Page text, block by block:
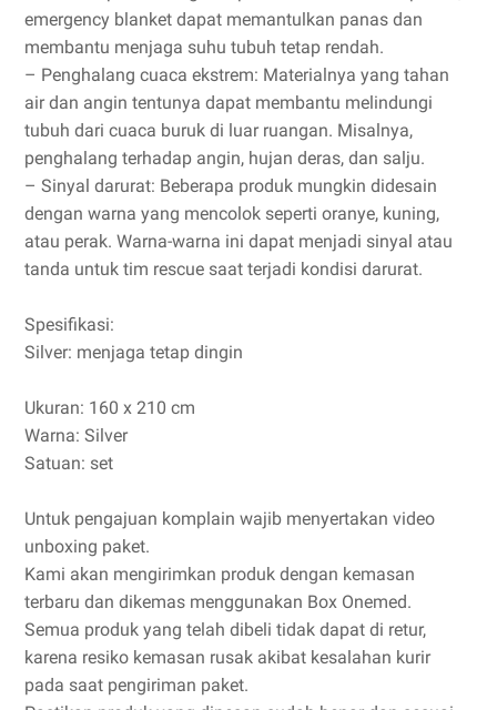
emergency blanket dapat memantulkan panas dan
membantu menjaga suhu tubuh tetap rendah.
– Penghalang cuaca ekstrem: Materialnya yang tahan
air dan angin tentunya dapat membantu melindungi
tubuh dari cuaca buruk di luar ruangan. Misalnya,
penghalang terhadap angin, hujan deras, dan salju.
– Sinyal darurat: Beberapa produk mungkin didesain
dengan warna yang mencolok seperti oranye, kuning,
atau perak. Warna-warna ini dapat menjadi sinyal atau
tanda untuk tim rescue saat terjadi kondisi darurat.
Spesifikasi:
Silver: menjaga tetap dingin
Ukuran: 160 x 210 cm
Warna: Silver
Satuan: set
Untuk pengajuan komplain wajib menyertakan video
unboxing paket.
Kami akan mengirimkan produk dengan kemasan
terbaru dan dikemas menggunakan Box Onemed.
Semua produk yang telah dibeli tidak dapat di retur,
karena resiko kemasan rusak akibat kesalahan kurir
pada saat pengiriman paket.